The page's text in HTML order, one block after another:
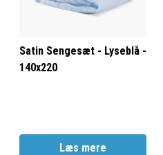
Satin Sengesæt - Lyseblå -
140x220
Læs mere